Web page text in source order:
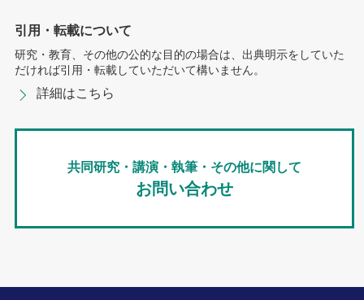
引用・転載について
研究・教育、その他の公的な目的の場合は、出典明示をしていた
だければ引用・転載していただいて構いません。
詳細はこちら
共同研究・講演・執筆・その他に関して
お問い合わせ